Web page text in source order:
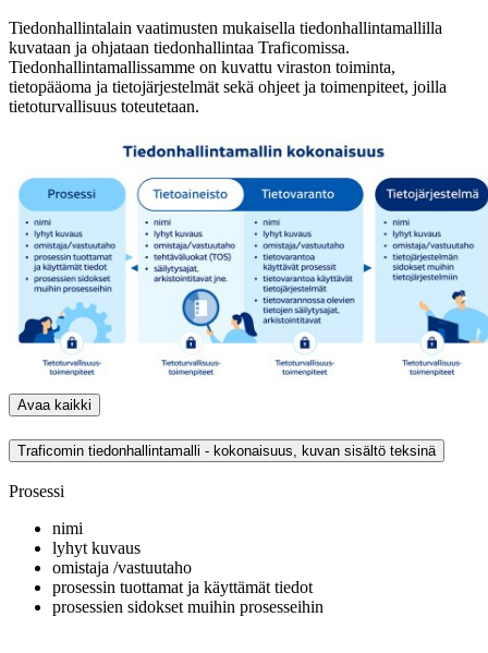
Tiedonhallintalain vaatimusten mukaisella tiedonhallintamallilla
kuvataan ja ohjataan tiedonhallintaa Traficomissa.
Tiedonhallintamallissamme on kuvattu viraston toiminta,
tietopääoma ja tietojärjestelmät sekä ohjeet ja toimenpiteet, joilla
tietoturvallisuus toteutetaan.
Avaa kaikki
Traficomin tiedonhallintamalli - kokonaisuus, kuvan sisältö teksinä
Prosessi
nimi
lyhyt kuvaus
omistaja /vastuutaho
prosessin tuottamat ja käyttämät tiedot
prosessien sidokset muihin prosesseihin